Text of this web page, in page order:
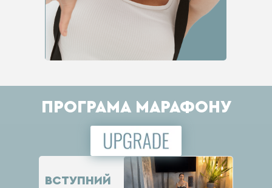
ПРОГРАМА МАРАФОНУ
ВСТУПНИЙ
Content Oriented Web
Make great presentations, longreads, and landing pages, as well as photo stories, blogs,